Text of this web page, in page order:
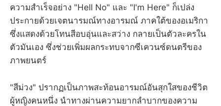
ความสำเร็จอย่าง "Hell No" และ "I'm Here" ก็เปล่ง
ประกายด้วยเจตนารมณ์ทางอารมณ์ ภาคใต้ของอเมริกา
ซึ่งแสดงด้วยโทนสีอบอุ่นและสว่าง กลายเป็นตัวละครใน
ตัวมันเอง ซึ่งช่วยเพิ่มผลกระทบจากซีเควนซ์ดนตรีของ
ภาพยนตร์
"สีม่วง" ปรากฏเป็นภาพสะท้อนอารมณ์อันสุกใสของชีวิต
ผู้หญิงคนหนึ่ง นำทางผ่านความยากลำบากของความ